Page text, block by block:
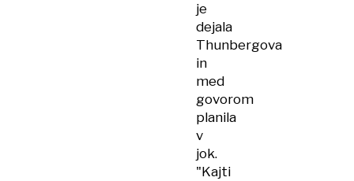
je
dejala
Thunbergova
in
med
govorom
planila
v
jok.
"Kajti